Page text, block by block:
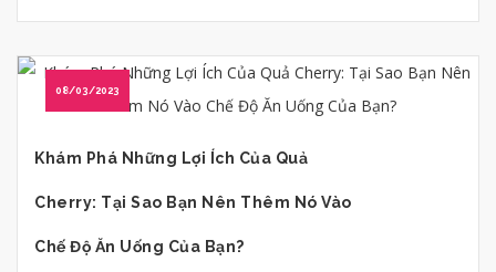
08/03/2023
Khám Phá Những Lợi Ích Của Quả
Cherry: Tại Sao Bạn Nên Thêm Nó Vào
Chế Độ Ăn Uống Của Bạn?